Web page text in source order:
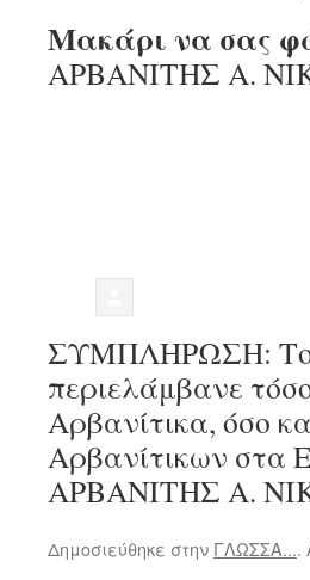
Μακάρι να σας
ΑΡΒΑΝΙΤΗΣ Α.
ΣΥΜΠΛΗΡΩΣΗ: Το
περιελάμβανε
Αρβανίτικα, όσο
Αρβανίτικων στα
ΑΡΒΑΝΙΤΗΣ Α.
Δημοσιεύθηκε στην ΓΛΩΣΣΑ....